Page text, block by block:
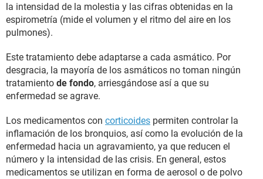
la intensidad de la molestia y las cifras obtenidas en la
espirometría (mide el volumen y el ritmo del aire en los
pulmones).
Este tratamiento debe adaptarse a cada asmático. Por
desgracia, la mayoría de los asmáticos no toman ningún
tratamiento de fondo, arriesgándose así a que su
enfermedad se agrave.
Los medicamentos con corticoides permiten controlar la
inflamación de los bronquios, así como la evolución de la
enfermedad hacia un agravamiento, ya que reducen el
número y la intensidad de las crisis. En general, estos
medicamentos se utilizan en forma de aerosol o de polvo